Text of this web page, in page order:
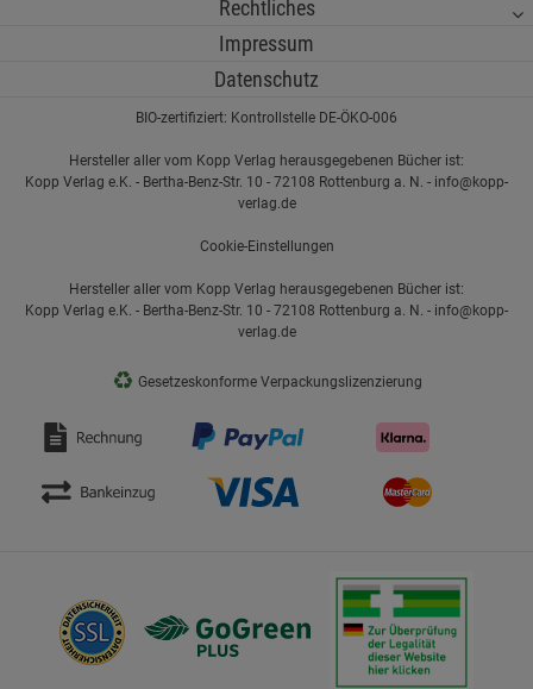
Rechtliches
Impressum
Datenschutz
BIO-zertifiziert: Kontrollstelle DE-ÖKO-006
Hersteller aller vom Kopp Verlag herausgegebenen Bücher ist:
Kopp Verlag e.K. - Bertha-Benz-Str. 10 - 72108 Rottenburg a. N. - info@kopp-
verlag.de
Cookie-Einstellungen
Hersteller aller vom Kopp Verlag herausgegebenen Bücher ist:
Kopp Verlag e.K. - Bertha-Benz-Str. 10 - 72108 Rottenburg a. N. - info@kopp-
verlag.de
♻ Gesetzeskonforme Verpackungslizenzierung